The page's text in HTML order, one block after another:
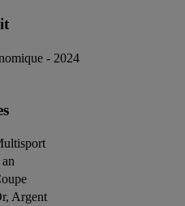
- 2024
an
Argent